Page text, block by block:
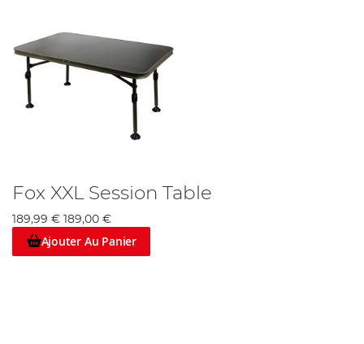
Fox XXL Session Table
189,99 € 189,00 €
Ajouter Au Panier